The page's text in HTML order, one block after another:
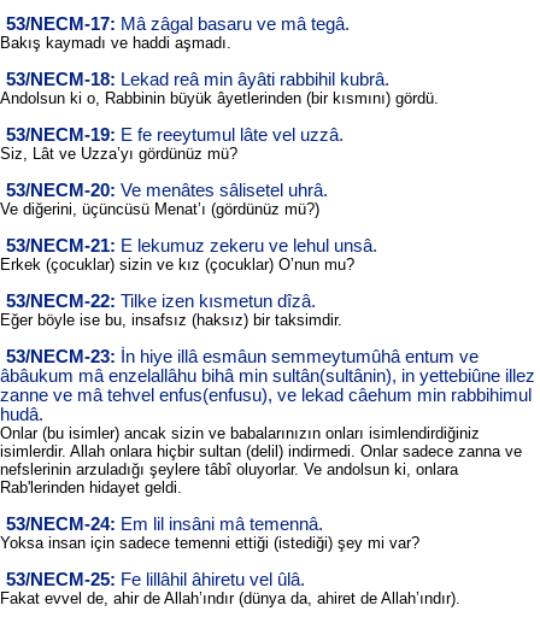
53/NECM-17: Mâ zâgal basaru ve mâ tegâ.
Bakış kaymadı ve haddi aşmadı.
53/NECM-18: Lekad reâ min âyâti rabbihil kubrâ.
Andolsun ki o, Rabbinin büyük âyetlerinden (bir kısmını) gördü.
53/NECM-19: E fe reeytumul lâte vel uzzâ.
Siz, Lât ve Uzza’yı gördünüz mü?
53/NECM-20: Ve menâtes sâlisetel uhrâ.
Ve diğerini, üçüncüsü Menat’ı (gördünüz mü?)
53/NECM-21: E lekumuz zekeru ve lehul unsâ.
Erkek (çocuklar) sizin ve kız (çocuklar) O’nun mu?
53/NECM-22: Tilke izen kısmetun dîzâ.
Eğer böyle ise bu, insafsız (haksız) bir taksimdir.
53/NECM-23: İn hiye illâ esmâun semmeytumûhâ entum ve
âbâukum mâ enzelallâhu bihâ min sultân(sultânin), in yettebiûne illez
zanne ve mâ tehvel enfus(enfusu), ve lekad câehum min rabbihimul
hudâ.
Onlar (bu isimler) ancak sizin ve babalarınızın onları isimlendirdiğiniz
isimlerdir. Allah onlara hiçbir sultan (delil) indirmedi. Onlar sadece zanna ve
nefslerinin arzuladığı şeylere tâbî oluyorlar. Ve andolsun ki, onlara
Rab'lerinden hidayet geldi.
53/NECM-24: Em lil insâni mâ temennâ.
Yoksa insan için sadece temenni ettiği (istediği) şey mi var?
53/NECM-25: Fe lillâhil âhiretu vel ûlâ.
Fakat evvel de, ahir de Allah’ındır (dünya da, ahiret de Allah’ındır).